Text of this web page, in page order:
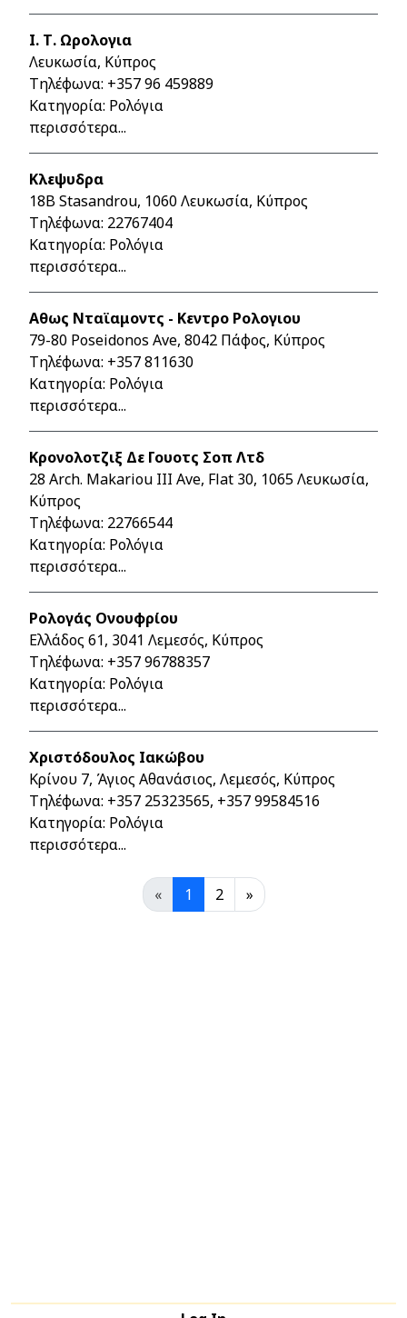
Ι. Τ. Ωρολογια
Λευκωσία, Κύπρος
Τηλέφωνα: +357 96 459889
Κατηγορία: Ρολόγια
περισσότερα...
Κλεψυδρα
18B Stasandrou, 1060 Λευκωσία, Κύπρος
Τηλέφωνα: 22767404
Κατηγορία: Ρολόγια
περισσότερα...
Αθως Νταϊαμοντς - Κεντρο Ρολογιου
79-80 Poseidonos Ave, 8042 Πάφος, Κύπρος
Τηλέφωνα: +357 811630
Κατηγορία: Ρολόγια
περισσότερα...
Κρονολοτζιξ Δε Γουοτς Σοπ Λτδ
28 Arch. Makariou III Ave, Flat 30, 1065 Λευκωσία,
Κύπρος
Τηλέφωνα: 22766544
Κατηγορία: Ρολόγια
περισσότερα...
Ρολογάς Ονουφρίου
Ελλάδος 61, 3041 Λεμεσός, Κύπρος
Τηλέφωνα: +357 96788357
Κατηγορία: Ρολόγια
περισσότερα...
Χριστόδουλος Ιακώβου
Κρίνου 7, Άγιος Αθανάσιος, Λεμεσός, Κύπρος
Τηλέφωνα: +357 25323565, +357 99584516
Κατηγορία: Ρολόγια
περισσότερα...
« 1 2 »